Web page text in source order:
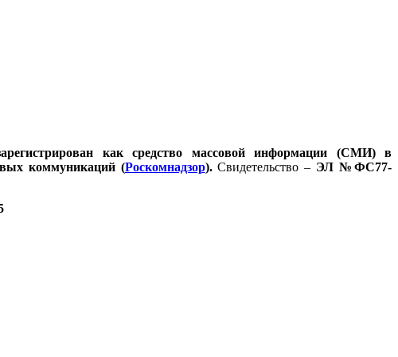
как средство массовой информации (СМИ) в
коммуникаций (Роскомнадзор).Свидетельство – ЭЛ №ФС77-